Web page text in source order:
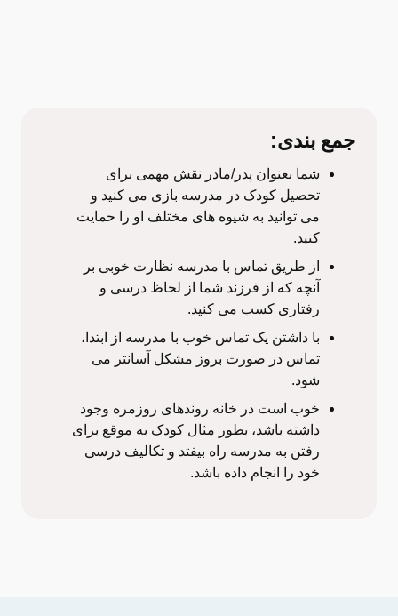
جمع بندی:
شما بعنوان پدر/مادر نقش مهمی برای
تحصیل کودک در مدرسه بازی می کنید و
می توانید به شیوه های مختلف او را حمایت
کنید.
از طریق تماس با مدرسه نظارت خوبی بر
آنچه که از فرزند شما از لحاظ درسی و
رفتاری کسب می کنید.
با داشتن یک تماس خوب با مدرسه از ابتدا،
تماس در صورت بروز مشکل آسانتر می
شود.
خوب است در خانه روندهای روزمره وجود
داشته باشد، بطور مثال کودک به موقع برای
رفتن به مدرسه راه بیفتد و تکالیف درسی
خود را انجام داده باشد.